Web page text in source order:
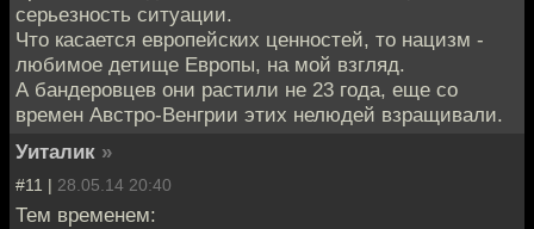
серьезность ситуации.
Что касается европейских ценностей, то нацизм -
любимое детище Европы, на мой взгляд.
А бандеровцев они растили не 23 года, еще со
времен Австро-Венгрии этих нелюдей взращивали.
Уиталик »
#11 | 28.05.14 20:40
Тем временем: